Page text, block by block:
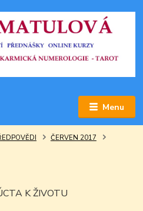
Menu
ČERVEN 2017
K ŽIVOTU